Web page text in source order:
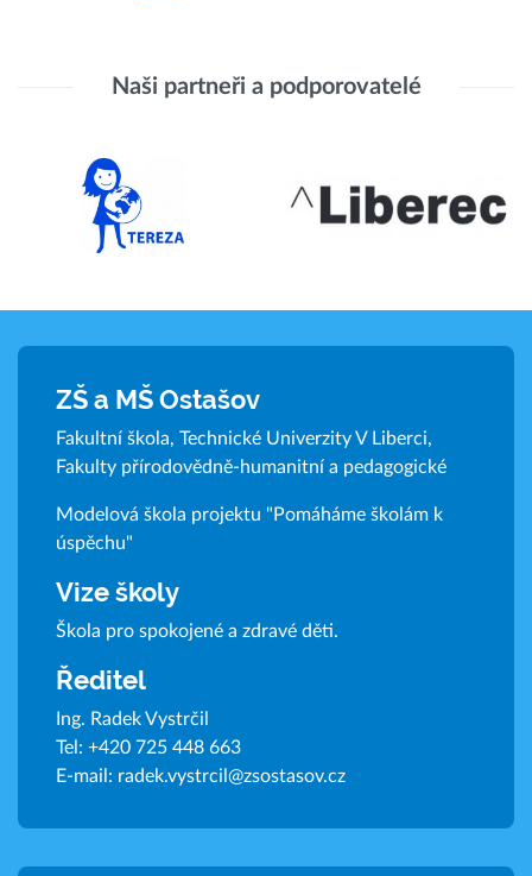
Naši partneři a podporovatelé
ZŠ a MŠ Ostašov
Fakultní škola, Technické Univerzity V Liberci,
Fakulty přírodovědně-humanitní a pedagogické
Modelová škola projektu "Pomáháme školám k
úspěchu"
Vize školy
Škola pro spokojené a zdravé děti.
Ředitel
Ing. Radek Vystrčil
Tel: +420 725 448 663
E-mail: radek.vystrcil@zsostasov.cz